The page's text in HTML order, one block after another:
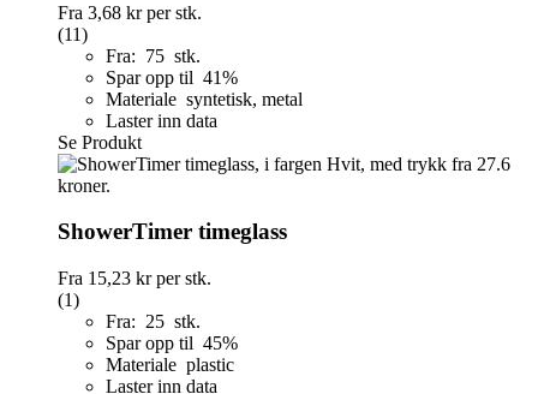
Fra 3,68 krper stk.
(11)
Fra: 75 stk.
Spar opp til 41%
Materiale syntetisk, metal
Laster inn data
Se Produkt
ShowerTimer timeglass
Fra 15,23 krper stk.
(1)
Fra: 25 stk.
Spar opp til 45%
Materiale plastic
Laster inn data